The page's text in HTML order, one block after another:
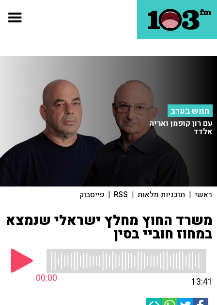
חמש בערב
עם רון קופמן ואריה
אלדד
ראשי | תוכניות מלאות |
RSS
| פייסבוק
משרד החוץ מחלץ ישראלי שנמצא
במחוז חוביי בסין
00:00 13:41